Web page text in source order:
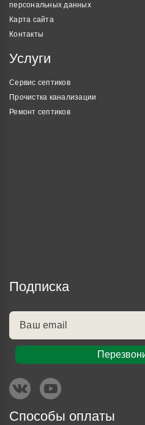
персональных данных
Карта сайта
Контакты
Услуги
Сервис септиков
Прочистка канализации
Ремонт септиков
Подписка
Способы оплаты